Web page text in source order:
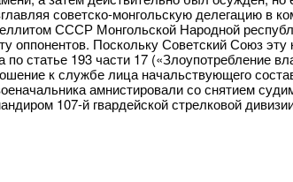
советско-монгольскую делегацию в
СССР Монгольской Народной
оппонентов. Поскольку Советский Союз
по статье 193 части 17 («Злоупотребление
к службе лица начальствующего
амнистировали со снятием
107-й гвардейской стрелковой